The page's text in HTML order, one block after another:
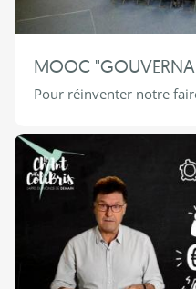
MOOC
Pour réinventer notre